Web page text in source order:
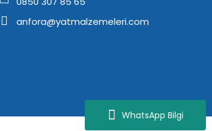
WhatsApp Bilgi
anfora@yatmalzemeleri.com